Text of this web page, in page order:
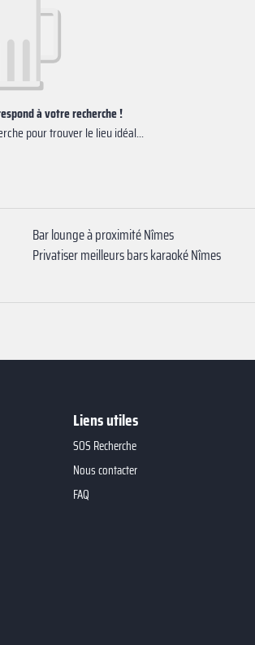
à votre recherche !
pour trouver le lieu idéal...
Bar lounge à proximité Nîmes
Privatiser meilleurs bars karaoké Nîmes
Liens utiles
SOS Recherche
Nous contacter
FAQ